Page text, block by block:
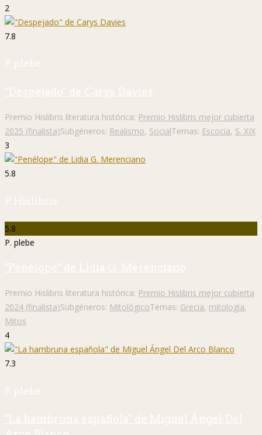
2
7.8
P. plebe
"Despejado" de Carys Davies
Premio Hislibris literatura histórica: Premio Hislibris mejor cubierta
2025 (finalista)Subgéneros: Realismo, SocialTemas: Escocia, S. XIX
3
5.8
P. Hislibris
5.8
P. plebe
"Penélope" de Lidia G. Merenciano
Premio Hislibris literatura histórica: Premio Hislibris mejor cubierta
2024 (finalista)Subgéneros: MitológicoTemas: Grecia, mitología,
Mitos
4
7.3
P. plebe
"La hambruna española" de Miguel Ángel Del